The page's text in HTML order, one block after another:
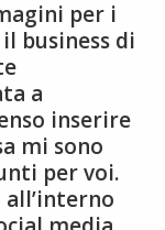
per i
business di
a
inserire
mi sono
per voi.
all’interno